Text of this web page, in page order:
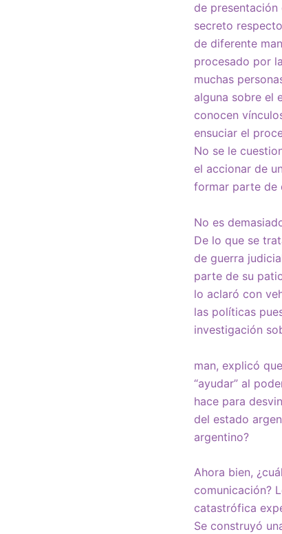
de
secreto
de diferente
procesado por
muchas
alguna sobre el
conocen
ensuciar el
No se le
el accionar de
formar parte de
No es
De lo que se
de guerra
parte de su
lo aclaró con
las políticas
investigación
man, explicó
“ayudar” al
hace para
del estado
argentino?
Ahora bien,
comunicación?
catastrófica
Se construyó